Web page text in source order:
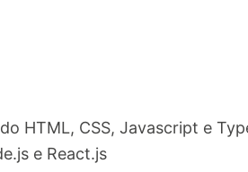
HTML, CSS, Javascript e
e React.js